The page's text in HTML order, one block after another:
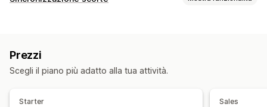
Multistore
Prezzi
Scegli il piano più adatto alla tua attività.
Starter Sales